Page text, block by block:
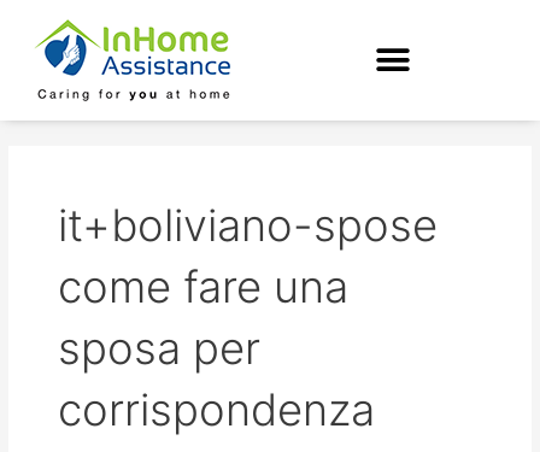
content
it+boliviano-spose
come fare una
sposa per
corrispondenza